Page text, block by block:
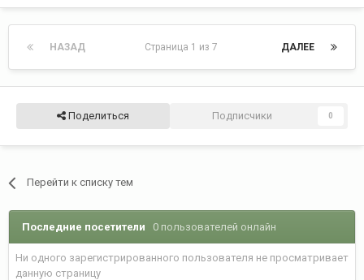
НАЗАД ДАЛЕЕ
Страница 1 из 7
Поделиться Подписчики 0
Перейти к списку тем
Последние посетители 0 пользователей онлайн
Ни одного зарегистрированного пользователя не просматривает
данную страницу